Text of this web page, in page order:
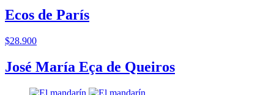
Ecos de París
$28.900
José María Eça de Queiros